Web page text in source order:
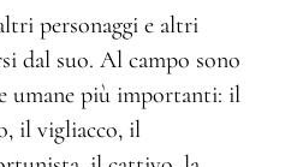
personaggi e altri
dal suo. Al campo sono
umane più importanti: il
il vigliacco, il